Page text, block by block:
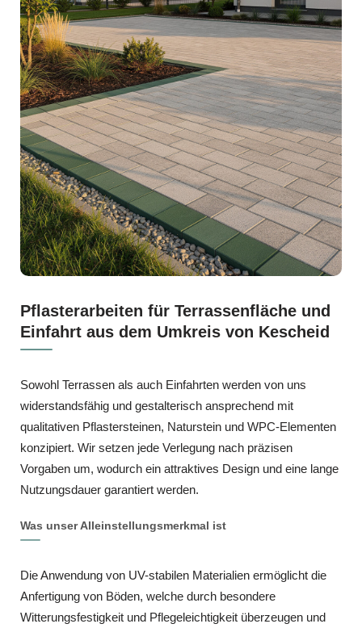
Pflasterarbeiten für Terrassenfläche und
Einfahrt aus dem Umkreis von Kescheid
Sowohl Terrassen als auch Einfahrten werden von uns
widerstandsfähig und gestalterisch ansprechend mit
qualitativen Pflastersteinen, Naturstein und WPC‑Elementen
konzipiert. Wir setzen jede Verlegung nach präzisen
Vorgaben um, wodurch ein attraktives Design und eine lange
Nutzungsdauer garantiert werden.
Was unser Alleinstellungsmerkmal ist
Die Anwendung von UV-stabilen Materialien ermöglicht die
Anfertigung von Böden, welche durch besondere
Witterungsfestigkeit und Pflegeleichtigkeit überzeugen und